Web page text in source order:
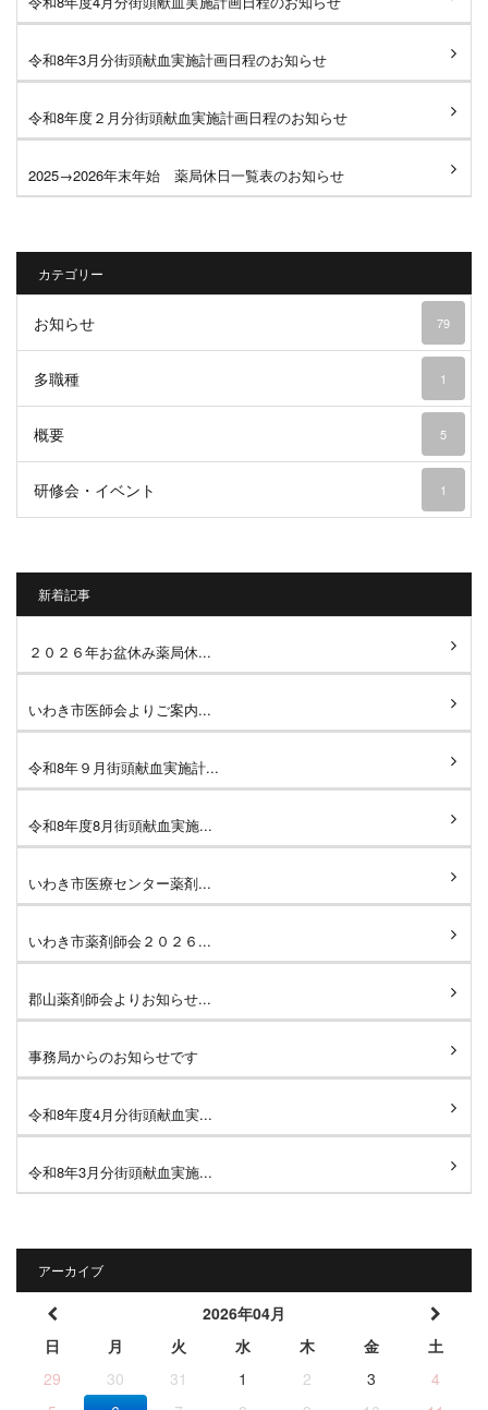
令和8年3月分街頭献血実施計画日程のお知らせ
令和8年度２月分街頭献血実施計画日程のお知らせ
2025→2026年末年始 薬局休日一覧表のお知らせ
カテゴリー
お知らせ 79
多職種 1
概要 5
研修会・イベント 1
新着記事
２０２６年お盆休み薬局休...
いわき市医師会よりご案内...
令和8年９月街頭献血実施計...
令和8年度8月街頭献血実施...
いわき市医療センター薬剤...
いわき市薬剤師会２０２６...
郡山薬剤師会よりお知らせ...
事務局からのお知らせです
令和8年度4月分街頭献血実...
令和8年3月分街頭献血実施...
アーカイブ
2026年04月
日
月 火 水 木 金
土
29
30 31 1 2 3
4